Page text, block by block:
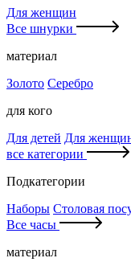
Для женщин
Все шнурки
материал
Золото Серебро
для кого
Для детей Для
все категории
Подкатегории
Наборы Столовая
Все часы
материал